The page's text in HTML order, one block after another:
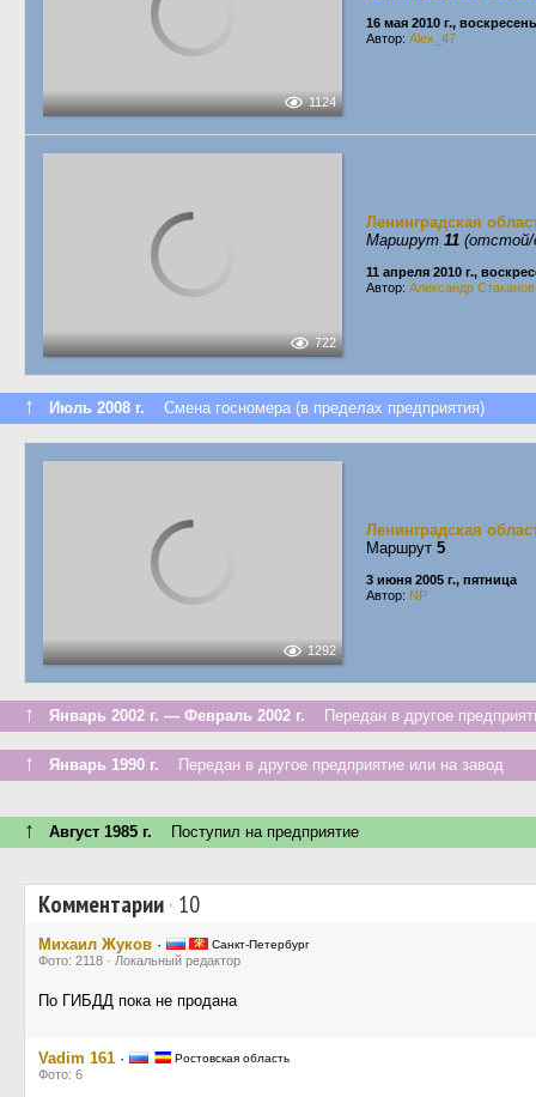
1124
16 мая 2010 г.,
Автор: Alex_47
722
Ленинградская
Маршрут 11 (отстой/
11 апреля 2010 г.,
Автор: Александр Стаканов
↑ Июль 2008 г. Смена госномера (в пределах предприятия)
1292
Ленинградская
Маршрут 5
3 июня 2005 г., пятница
Автор: NP
↑ Январь 2002 г. — Февраль 2002 г. Передан в другое
↑ Январь 1990 г. Передан в другое предприятие или на завод
↑ Август 1985 г. Поступил на предприятие
Комментарии· 10
Михаил Жуков · Санкт-Петербург
Фото: 2118 · Локальный редактор
По ГИБДД пока не продана
Vadim 161 · Ростовская область
Фото: 6